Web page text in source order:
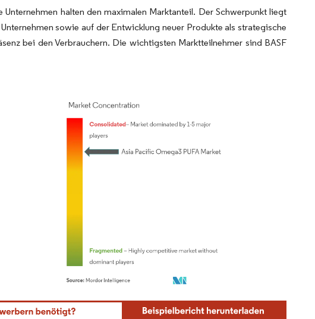
halten den maximalen Marktanteil. Der Schwerpunkt liegt
sowie auf der Entwicklung neuer Produkte als strategische
bei den Verbrauchern. Die wichtigsten Marktteilnehmer sind BASF
Bild © Mordor Intelligence. Wiederverwendung erfordert Namensnennung gemäß CC BY 4.0.